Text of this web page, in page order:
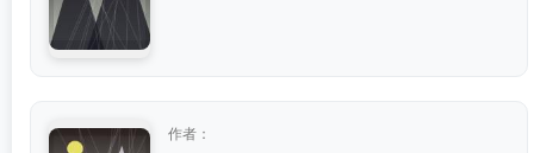
作者：